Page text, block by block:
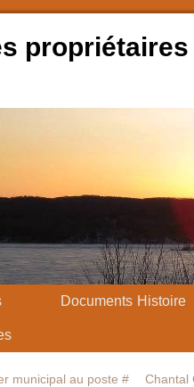
Documents Histoire
municipal au poste #
Chantal